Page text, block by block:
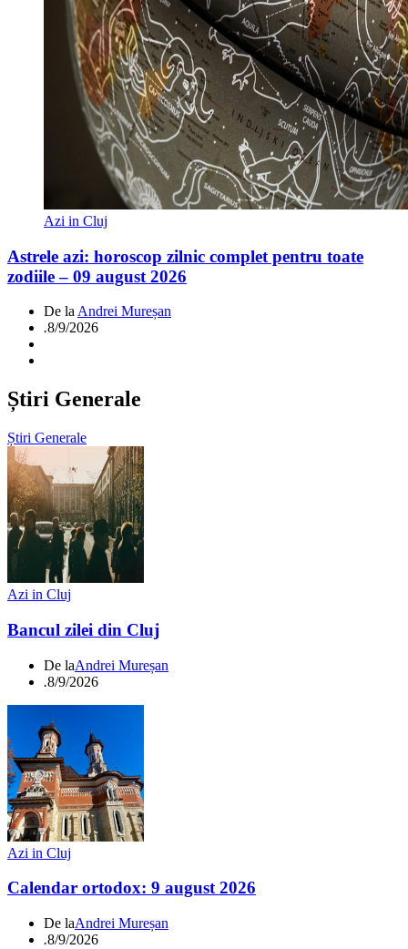
Azi in Cluj
Astrele azi: horoscop zilnic complet pentru toate
zodiile – 09 august 2026
De laAndrei Mureșan
.8/9/2026
Știri Generale
Știri Generale
Azi in Cluj
Bancul zilei din Cluj
De laAndrei Mureșan
.8/9/2026
Azi in Cluj
Calendar ortodox: 9 august 2026
De laAndrei Mureșan
.8/9/2026